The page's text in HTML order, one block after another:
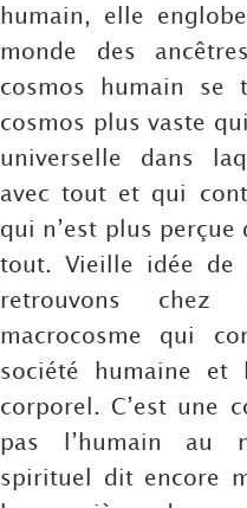
humain, elle
monde des
cosmos humain se
cosmos plus vaste
universelle dans
avec tout et qui
qui n’est plus
tout. Vieille idée de
retrouvons chez
macrocosme qui
société humaine et
corporel. C’est une
pas l’humain au
spirituel dit encore